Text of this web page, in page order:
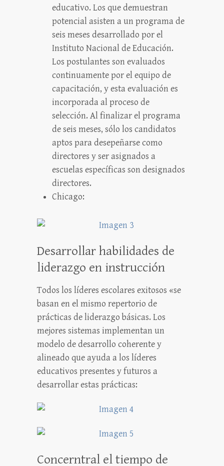
educativo. Los que demuestran
potencial asisten a un programa de
seis meses desarrollado por el
Instituto Nacional de Educación.
Los postulantes son evaluados
continuamente por el equipo de
capacitación, y esta evaluación es
incorporada al proceso de
selección. Al finalizar el programa
de seis meses, sólo los candidatos
aptos para desepeñarse como
directores y ser asignados a
escuelas específicas son designados
directores.
Chicago:
Desarrollar habilidades de
liderazgo en instrucción
Todos los líderes escolares exitosos «se
basan en el mismo repertorio de
prácticas de liderazgo básicas. Los
mejores sistemas implementan un
modelo de desarrollo coherente y
alineado que ayuda a los líderes
educativos presentes y futuros a
desarrollar estas prácticas:
Concerntral el tiempo de